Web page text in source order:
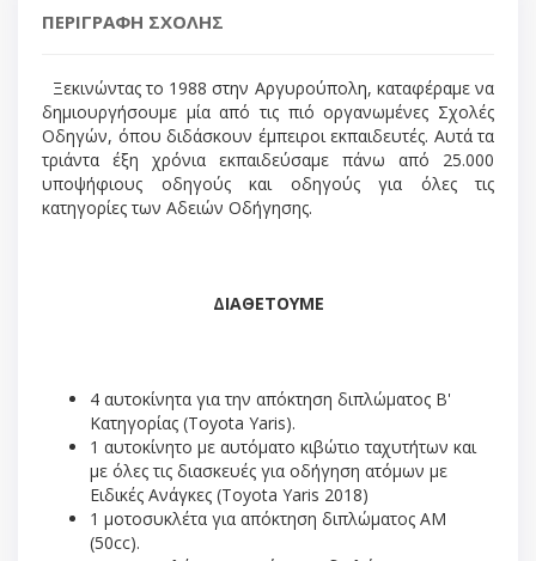
ΠΕΡΙΓΡΑΦΗ ΣΧΟΛΗΣ
Ξεκινώντας το 1988 στην Αργυρούπολη, καταφέραμε να
δημιουργήσουμε μία από τις πιό οργανωμένες Σχολές
Οδηγών, όπου διδάσκουν έμπειροι εκπαιδευτές. Αυτά τα
τριάντα έξη χρόνια εκπαιδεύσαμε πάνω από 25.000
υποψήφιους οδηγούς και οδηγούς για όλες τις
κατηγορίες των Αδειών Οδήγησης.
ΔΙΑΘΕΤΟΥΜΕ
4 αυτοκίνητα για την απόκτηση διπλώματος Β'
Κατηγορίας (Toyota Yaris).
1 αυτοκίνητο με αυτόματο κιβώτιο ταχυτήτων και
με όλες τις διασκευές για οδήγηση ατόμων με
Ειδικές Ανάγκες (Toyota Yaris 2018)
1 μοτοσυκλέτα για απόκτηση διπλώματος ΑΜ
(50cc).